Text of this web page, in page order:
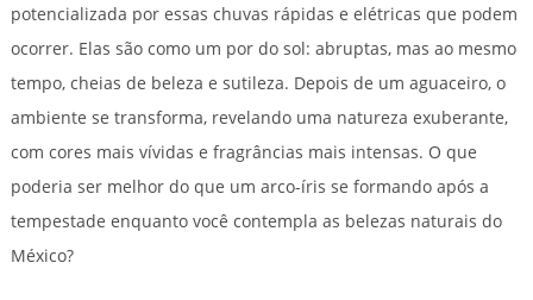
potencializada por essas chuvas rápidas e elétricas que podem
ocorrer. Elas são como um por do sol: abruptas, mas ao mesmo
tempo, cheias de beleza e sutileza. Depois de um aguaceiro, o
ambiente se transforma, revelando uma natureza exuberante,
com cores mais vívidas e fragrâncias mais intensas. O que
poderia ser melhor do que um arco-íris se formando após a
tempestade enquanto você contempla as belezas naturais do
México?